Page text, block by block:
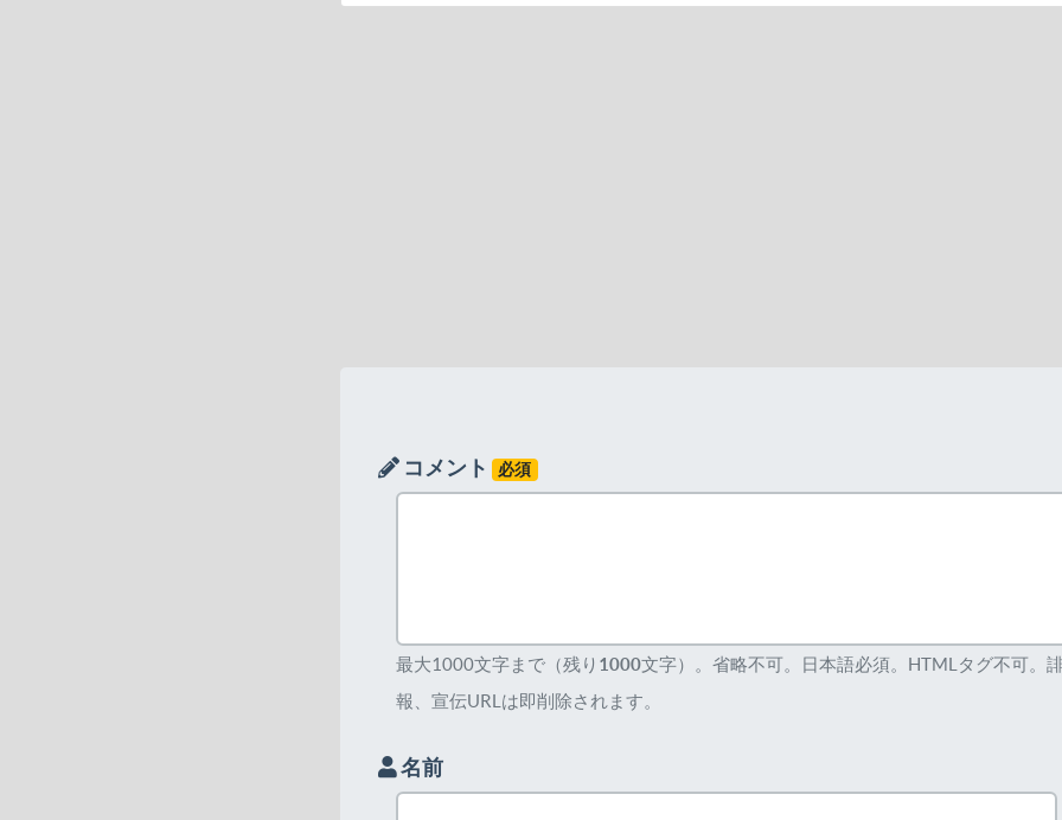
コメント 必須
最大1000文字まで（残り 1000文字）。省略不可。日本語必須。HTMLタグ不可。
報、宣伝URLは即削除されます。
名前